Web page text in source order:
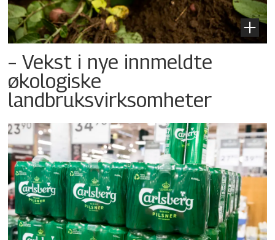
– Vekst i nye innmeldte
økologiske
landbruksvirksomheter